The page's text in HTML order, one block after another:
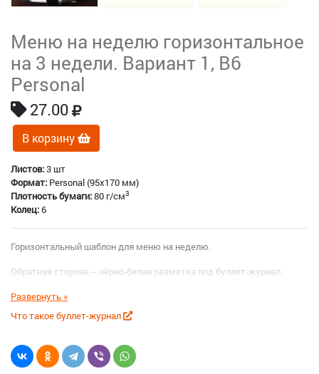
Меню на неделю горизонтальное
на 3 недели. Вариант 1, B6
Personal
27.00
В корзину
Листов:3 шт
Формат: Personal (95x170 мм)
Плотность бумаги:80 г/см3
Колец:6
Горизонтальный шаблон для меню на неделю.
Обратная сторона -- чёрно-белая разметка под буллет-журнал.
Что такое буллет-журнал